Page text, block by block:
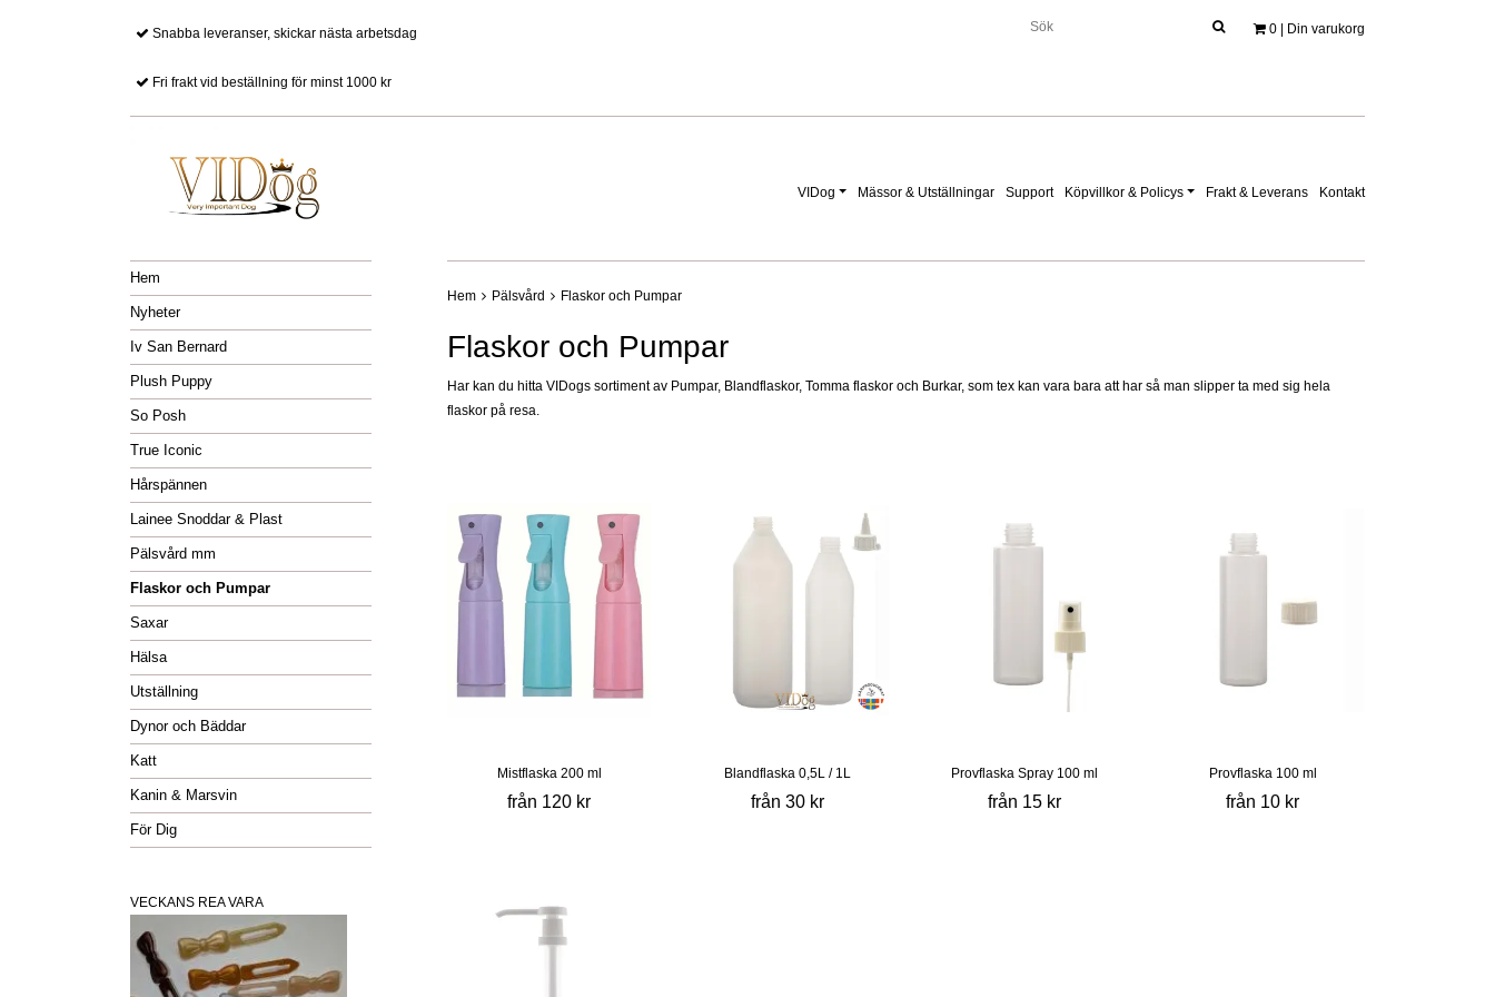
Snabba leveranser, skickar nästa arbetsdag
Fri frakt vid beställning för minst 1000 kr
0 | Din varukorg
VIDog Mässor & Utställningar Support Köpvillkor & Policys Frakt & Leverans Kontakt
Hem
Nyheter
Iv San Bernard
Plush Puppy
So Posh
True Iconic
Hårspännen
Lainee Snoddar & Plast
Pälsvård mm
Flaskor och Pumpar
Saxar
Hälsa
Utställning
Dynor och Bäddar
Katt
Kanin & Marsvin
För Dig
VECKANS REA VARA
Hem Pälsvård Flaskor och Pumpar
Flaskor och Pumpar
Har kan du hitta VIDogs sortiment av Pumpar, Blandflaskor, Tomma flaskor och Burkar, som tex kan vara bara att har så man slipper ta med sig hela
flaskor på resa.
Mistflaska 200 ml
från 120 kr
Blandflaska 0,5L / 1L
från 30 kr
Provflaska Spray 100 ml
från 15 kr
Provflaska 100 ml
från 10 kr